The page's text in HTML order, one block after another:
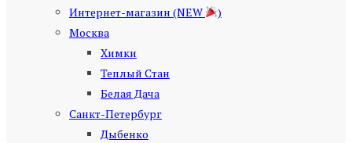
Интернет-магазин (NEW
)
Москва
Химки
Теплый Стан
Белая Дача
Санкт-Петербург
Дыбенко